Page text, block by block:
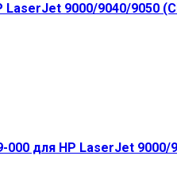
9000/9040/9050
для HP LaserJet 9000/